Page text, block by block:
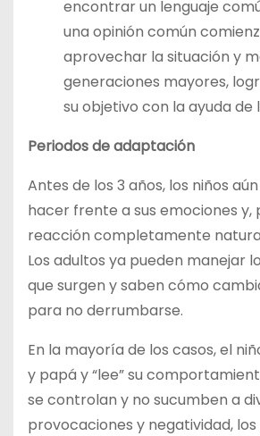
encontrar un lenguaje
una opinión común
aprovechar la situación y
generaciones mayores,
su objetivo con la ayuda de
Periodos de adaptación
Antes de los 3 años, los niños
hacer frente a sus emociones y,
reacción completamente
Los adultos ya pueden manejar
que surgen y saben cómo
para no derrumbarse.
En la mayoría de los casos, el
y papá y “lee” su
se controlan y no sucumben a
provocaciones y negatividad,